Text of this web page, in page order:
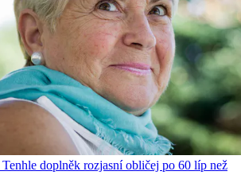
doplněk rozjasní obličej po 60 líp než